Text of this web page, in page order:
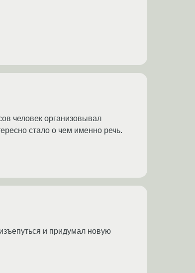
человек организовывал
стало о чем именно речь.
и придумал новую